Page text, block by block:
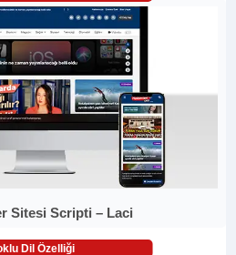
Sitesi Scripti – Laci
Dil Özelliği